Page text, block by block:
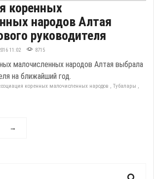
коренных
народов Алтая
руководителя
11:02 8715
малочисленных народов Алтая выбрала
на ближайший год.
коренных малочисленных народов , Тубалары ,
→